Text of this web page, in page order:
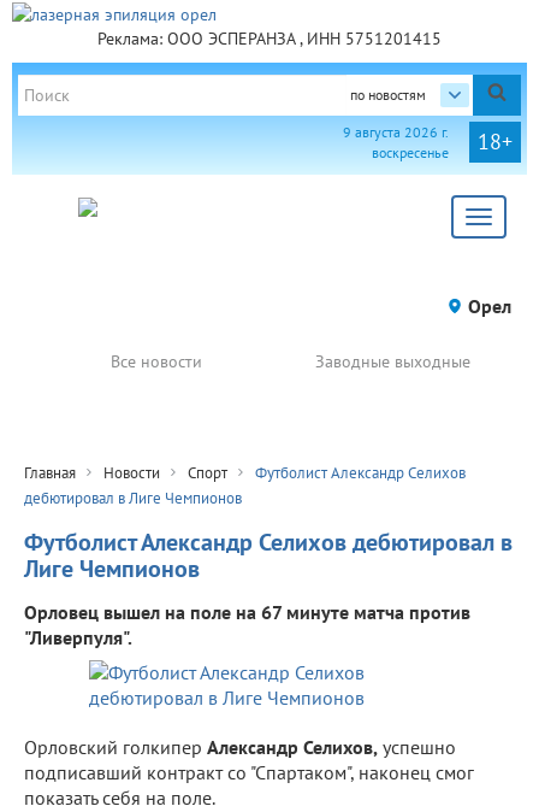
Реклама: ООО ЭСПЕРАНЗА , ИНН 5751201415
по новостям
18+
9 августа 2026 г.
воскресенье
Toggle
Орел
Все новости Заводные выходные
Главная Новости Спорт
Футболист Александр Селихов
дебютировал в Лиге Чемпионов
Футболист Александр Селихов дебютировал в
Лиге Чемпионов
Орловец вышел на поле на 67 минуте матча против
"Ливерпуля".
Орловский голкипер Александр Селихов, успешно
подписавший контракт со "Спартаком", наконец смог
показать себя на поле.